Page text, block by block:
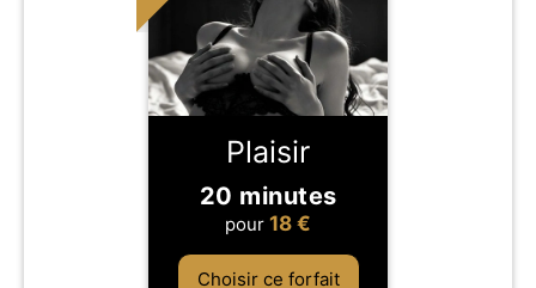
Plaisir
20 minutes
pour 18 €
Choisir ce forfait